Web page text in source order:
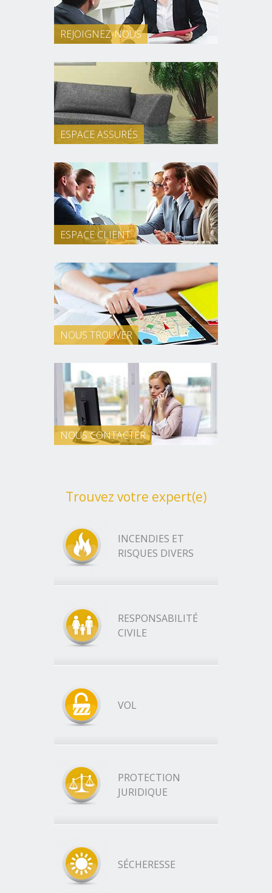
REJOIGNEZ-NOUS
ESPACE ASSURÉS
ESPACE CLIENT
NOUS TROUVER
NOUS CONTACTER
Trouvez votre expert(e)
INCENDIES ET
RISQUES DIVERS
RESPONSABILITÉ
CIVILE
VOL
PROTECTION
JURIDIQUE
SÉCHERESSE